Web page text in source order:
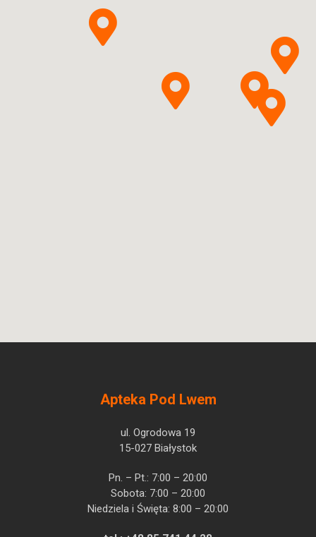
Vortioxetinum
Apteka Pod Lwem
ul. Ogrodowa 19
15-027 Białystok
Pn. – Pt.: 7:00 – 20:00
Sobota: 7:00 – 20:00
Niedziela i Święta: 8:00 – 20:00